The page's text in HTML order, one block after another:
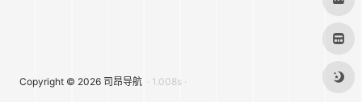
Copyright © 2026 司昂导航 · 1.008s ·